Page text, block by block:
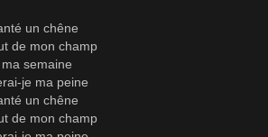
un chêne
de mon champ
semaine
je ma peine
un chêne
de mon champ